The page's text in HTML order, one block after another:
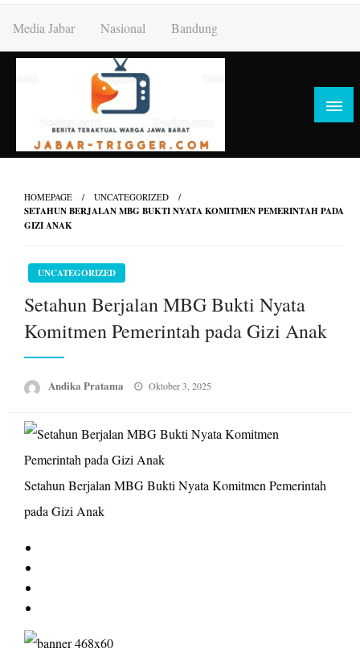
content
Media Jabar Nasional Bandung
HOMEPAGE UNCATEGORIZED
SETAHUN BERJALAN MBG BUKTI NYATA KOMITMEN PEMERINTAH PADA
GIZI ANAK
UNCATEGORIZED
Setahun Berjalan MBG Bukti Nyata
Komitmen Pemerintah pada Gizi Anak
Andika Pratama
Posted
Oktober 3, 2025
Setahun Berjalan MBG Bukti Nyata Komitmen Pemerintah
pada Gizi Anak